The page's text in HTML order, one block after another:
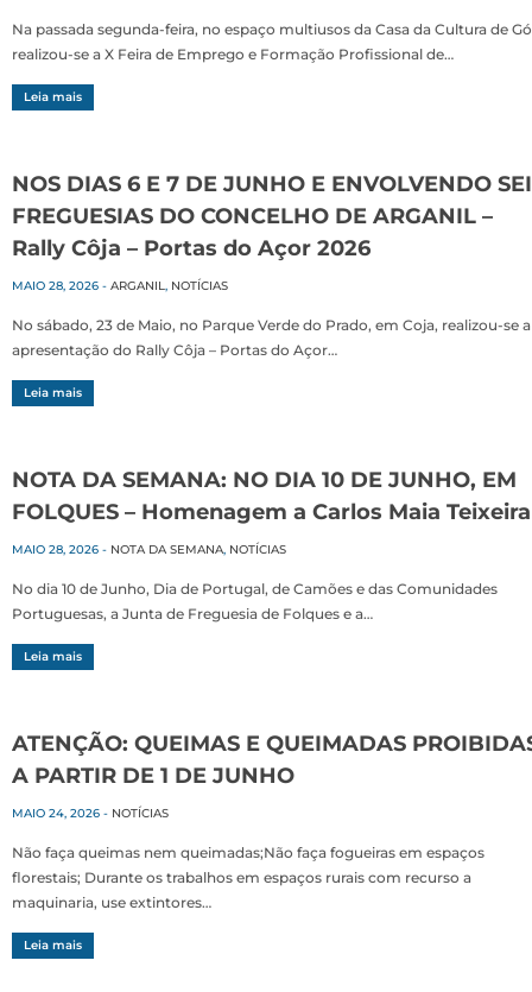
Na passada segunda-feira, no espaço multiusos da Casa da Cultura de
realizou-se a X Feira de Emprego e Formação Profissional de…
Leia mais
NOS DIAS 6 E 7 DE JUNHO E ENVOLVENDO
FREGUESIAS DO CONCELHO DE ARGANIL –
Rally Côja – Portas do Açor 2026
MAIO 28, 2026 - ARGANIL, NOTÍCIAS
No sábado, 23 de Maio, no Parque Verde do Prado, em Coja, realizou-se a
apresentação do Rally Côja – Portas do Açor…
Leia mais
NOTA DA SEMANA: NO DIA 10 DE JUNHO, EM
FOLQUES – Homenagem a Carlos Maia Teixeira
MAIO 28, 2026 - NOTA DA SEMANA, NOTÍCIAS
No dia 10 de Junho, Dia de Portugal, de Camões e das Comunidades
Portuguesas, a Junta de Freguesia de Folques e a…
Leia mais
ATENÇÃO: QUEIMAS E QUEIMADAS
A PARTIR DE 1 DE JUNHO
MAIO 24, 2026 - NOTÍCIAS
Não faça queimas nem queimadas;Não faça fogueiras em espaços
florestais; Durante os trabalhos em espaços rurais com recurso a
maquinaria, use extintores…
Leia mais